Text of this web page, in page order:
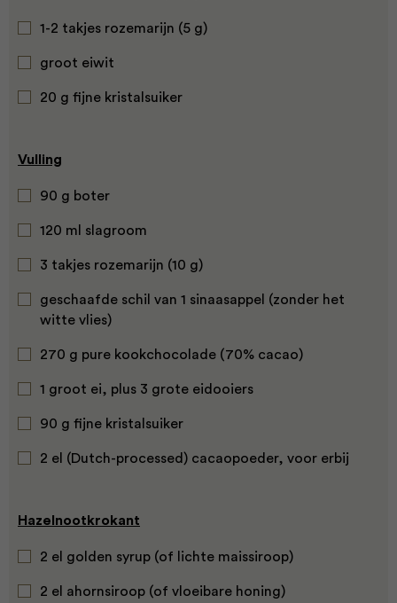
1-2 takjes rozemarijn (5 g)
groot eiwit
20 g fijne kristalsuiker
Vulling
90 g boter
120 ml slagroom
3 takjes rozemarijn (10 g)
geschaafde schil van 1 sinaasappel (zonder het
witte vlies)
270 g pure kookchocolade (70% cacao)
1 groot ei, plus 3 grote eidooiers
90 g fijne kristalsuiker
2 el (Dutch-processed) cacaopoeder, voor erbij
Hazelnootkrokant
2 el golden syrup (of lichte maissiroop)
2 el ahornsiroop (of vloeibare honing)